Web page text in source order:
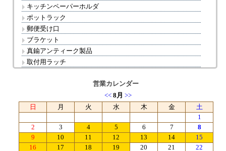
キッチンペーパーホルダ
ポットラック
郵便受け口
ブラケット
真鍮アンティーク製品
取付用ラッチ
営業カレンダー